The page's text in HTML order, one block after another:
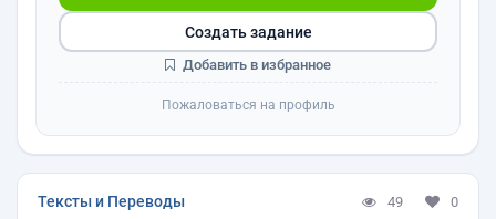
Создать задание
Добавить в избранное
Пожаловаться на профиль
Тексты и Переводы 49 0